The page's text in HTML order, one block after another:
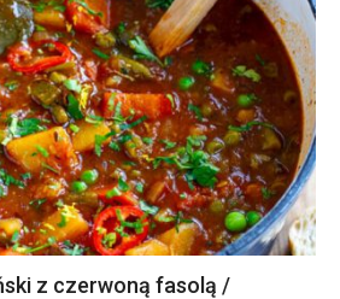
z czerwoną fasolą /